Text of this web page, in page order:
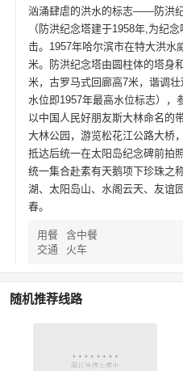
汹涌肆虐的洪水的标志——防洪纪
（防洪纪念塔建于1958年,为纪
击。1957年哈尔滨市在特大洪水
米。防洪纪念塔由圆柱体的塔身
米，古罗马式回廊高7米，谐调
水位即1957年最高水位标志）
以中国人民好朋友斯大林命名
大林公园，游览松花江公路大桥
抵达后统一在太阳岛纪念碑前拍
统一集合赴素有天鹅项下珍珠之
湖、太阳岛山、水阁云天、友谊
春。
用餐
含中餐
交通
火车
随机推荐线路